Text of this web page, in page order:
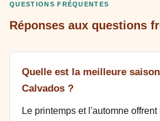
QUESTIONS FRÉQUENTES
Réponses aux questions
Quelle est la meilleure
Calvados ?
Le printemps et l'automne